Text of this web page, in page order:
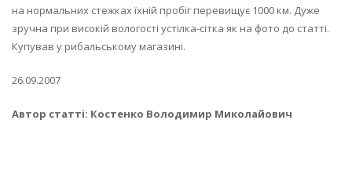
на нормальних стежках їхній пробіг перевищує 1000 км. Дуже
зручна при високій вологості устілка-сітка як на фото до статті.
Купував у рибальському магазині.
26.09.2007
Автор статті: Костенко Володимир Миколайович